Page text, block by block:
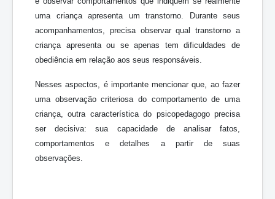
uma criança apresenta um transtorno. Durante seus
acompanhamentos, precisa observar qual transtorno a
criança apresenta ou se apenas tem dificuldades de
obediência em relação aos seus responsáveis.
Nesses aspectos, é importante mencionar que, ao fazer
uma observação criteriosa do comportamento de uma
criança, outra característica do psicopedagogo precisa
ser decisiva: sua capacidade de analisar fatos,
comportamentos e detalhes a partir de suas
observações.